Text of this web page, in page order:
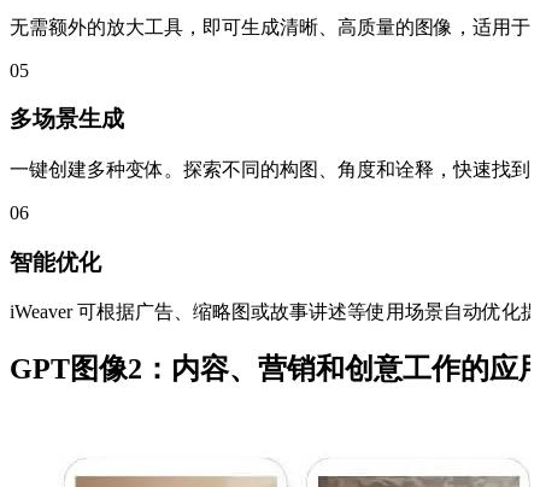
无需额外的放大工具，即可生成清晰、高质量的图像，适用
05
多场景生成
一键创建多种变体。探索不同的构图、角度和诠释，快速找到
06
智能优化
iWeaver 可根据广告、缩略图或故事讲述等使用场景自动优化
GPT图像2：内容、营销和创意工作的应